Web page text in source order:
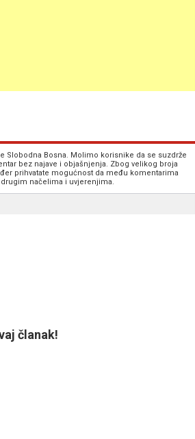
Slobodna Bosna. Molimo korisnike da se suzdrže
bez najave i objašnjenja. Zbog velikog broja
prihvatate mogućnost da među komentarima
načelima i uvjerenjima.
članak!